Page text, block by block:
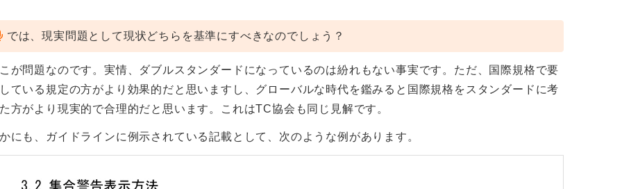
では、現実問題として現状どちらを基準にすべきなのでしょう？
が問題なのです。実情、ダブルスタンダードになっているのは紛れもない事実です。ただ、国際規格で要
ている規定の方がより効果的だと思いますし、グローバルな時代を鑑みると国際規格をスタンダードに考
方がより現実的で合理的だと思います。これはTC協会も同じ見解です。
にも、ガイドラインに例示されている記載として、次のような例があります。